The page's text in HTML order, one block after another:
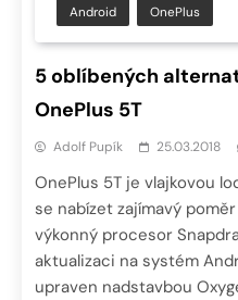
Android OnePlus
5 oblíbených
OnePlus 5T
Adolf Pupík 25.03.2018
OnePlus 5T je vlajkovou
se nabízet zajímavý
výkonný procesor
aktualizaci na systém
upraven nadstavbou